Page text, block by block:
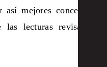
así mejores conceptos,
lecturas revisadas,